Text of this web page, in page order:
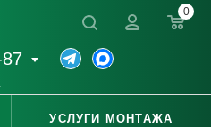
0
УСЛУГИ МОНТАЖА